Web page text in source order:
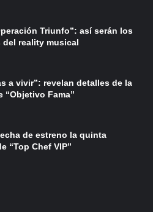
Triunfo”: así serán los
reality musical
a vivir”: revelan detalles de la
“Objetivo Fama”
de estreno la quinta
“Top Chef VIP”